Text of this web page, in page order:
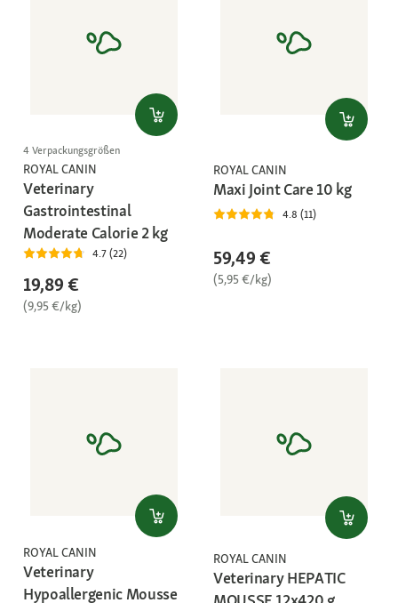
4 Verpackungsgrößen
ROYAL CANIN
Veterinary
Gastrointestinal
Moderate Calorie 2 kg
4.7 (22)
19,89 €
(9,95 €/kg)
ROYAL CANIN
Maxi Joint Care 10 kg
4.8 (11)
59,49 €
(5,95 €/kg)
ROYAL CANIN
Veterinary
Hypoallergenic Mousse
ROYAL CANIN
Veterinary HEPATIC